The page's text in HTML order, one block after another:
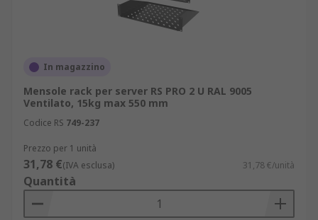
In magazzino
Mensole rack per server RS PRO 2 U RAL 9005
Ventilato, 15kg max 550 mm
Codice RS 749-237
Prezzo per 1 unità
31,78 €(IVA esclusa) 31,78 €/unità
Quantità